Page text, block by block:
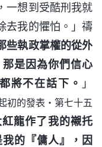
一想到受酷刑我就
去我的懼怕。」禱
些執政掌權的從外
是因為你們信心
將不在話下。 」
初的發表・第七十五
龍作了我的襯托
的『傭人』，因